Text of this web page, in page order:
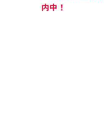
内中！